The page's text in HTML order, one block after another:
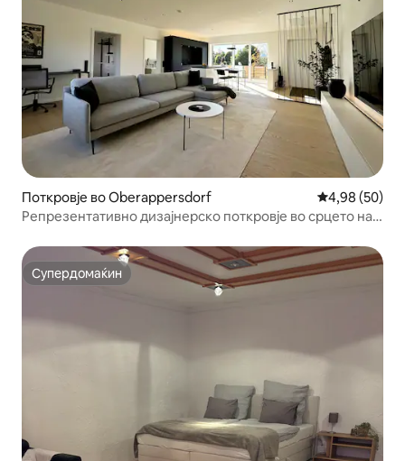
Поткровје во Oberappersdorf Просечна
4,98 (50)
Репрезентативно дизајнерско поткровје во срцето на
Супердомаќин
Супердомаќин